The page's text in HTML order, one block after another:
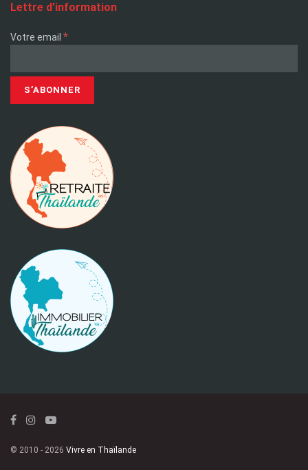
Lettre d’information
Votre email *
© 2010 - 2026 Vivre en Thaïlande